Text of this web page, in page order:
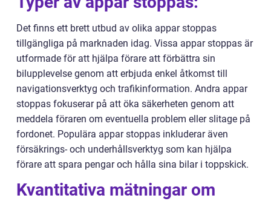
Det finns ett brett utbud av olika appar stoppas
tillgängliga på marknaden idag. Vissa appar stoppas är
utformade för att hjälpa förare att förbättra sin
bilupplevelse genom att erbjuda enkel åtkomst till
navigationsverktyg och trafikinformation. Andra appar
stoppas fokuserar på att öka säkerheten genom att
meddela föraren om eventuella problem eller slitage på
fordonet. Populära appar stoppas inkluderar även
försäkrings- och underhållsverktyg som kan hjälpa
förare att spara pengar och hålla sina bilar i toppskick.
Kvantitativa mätningar om